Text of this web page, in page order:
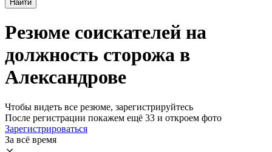
Найти
Резюме соискателей на
должность сторожа в
Александрове
Чтобы видеть все резюме, зарегистрируйтесь
После регистрации покажем ещё 33 и откроем фото
Зарегистрироваться
За всё время